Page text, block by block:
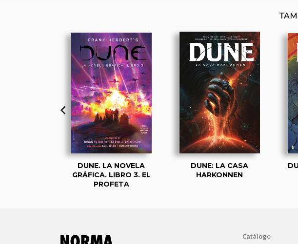
DUNE. LA NOVELA
GRÁFICA. LIBRO 3. EL
PROFETA
DUNE: LA CASA
HARKONNEN
Catálogo